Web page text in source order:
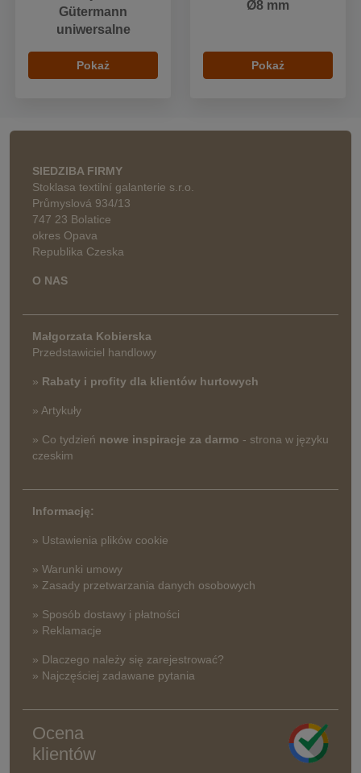
Gütermann
uniwersalne
Pokaż
Ø8 mm
Pokaż
SIEDZIBA FIRMY
Stoklasa textilní galanterie s.r.o.
Průmyslová 934/13
747 23 Bolatice
okres Opava
Republika Czeska
O NAS
Małgorzata Kobierska
Przedstawiciel handlowy
» Rabaty i profity dla klientów hurtowych
» Artykuły
» Co tydzień nowe inspiracje za darmo - strona w języku
czeskim
Informację:
» Ustawienia plików cookie
» Warunki umowy
» Zasady przetwarzania danych osobowych
» Sposób dostawy i płatności
» Reklamacje
» Dlaczego należy się zarejestrować?
» Najczęściej zadawane pytania
Ocena
klientów